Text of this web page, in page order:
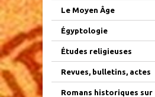
Le Moyen Âge
Égyptologie
Études religieuses
Revues, bulletins, actes
Romans historiques sur